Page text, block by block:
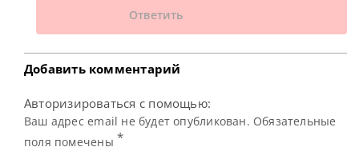
Ответить
Добавить комментарий
Авторизироваться с помощью:
Ваш адрес email не будет опубликован. Обязательные
поля помечены *